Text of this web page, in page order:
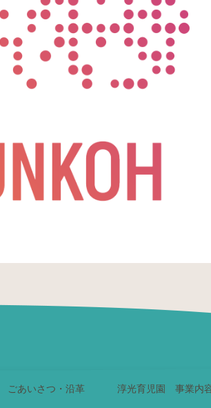
ごあいさつ・沿革 淳光育児園 事業内